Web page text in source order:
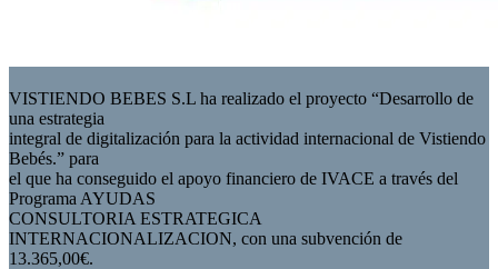
VISTIENDO BEBES S.L ha realizado el proyecto “Desarrollo de
una estrategia
integral de digitalización para la actividad internacional de Vistiendo
Bebés.” para
el que ha conseguido el apoyo financiero de IVACE a través del
Programa AYUDAS
CONSULTORIA ESTRATEGICA
INTERNACIONALIZACION, con una subvención de
13.365,00€.